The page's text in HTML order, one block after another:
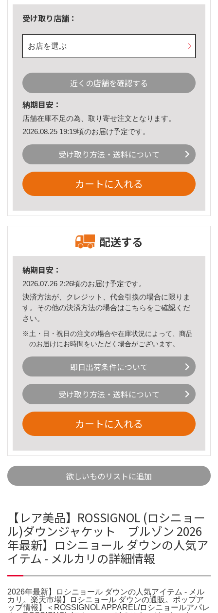
受け取り店舗：
お店を選ぶ
近くの店舗を確認する
納期目安：
店舗在庫不足の為、取り寄せ注文となります。
2026.08.25 19:19頃のお届け予定です。
受け取り方法・送料について
カートに入れる
配送する
納期目安：
2026.07.26 2:26頃のお届け予定です。
決済方法が、クレジット、代金引換の場合に限りま
す。その他の決済方法の場合はこちら をご確認くだ
さい。
※土・日・祝日の注文の場合や在庫状況によって、商品
のお届けにお時間をいただく場合がございます。
即日出荷条件について
受け取り方法・送料について
カートに入れる
欲しいものリストに追加
【レア美品】ROSSIGNOL (ロシニョー
ル)ダウンジャケット ブルゾン 2026
年最新】ロシニョール ダウンの人気ア
イテム - メルカリの詳細情報
2026年最新】ロシニョール ダウンの人気アイテム - メル
カリ。楽天市場】ロシニョール ダウンの通販。ポップア
ップ情報】＜ROSSIGNOL APPAREL/ロシニョールアパレ